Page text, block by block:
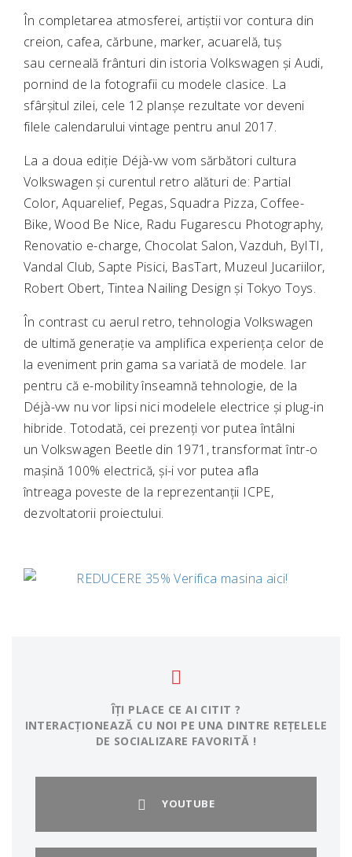
În completarea atmosferei, artiștii vor contura din
creion, cafea, cărbune, marker, acuarelă, tuș
sau cerneală frânturi din istoria Volkswagen și Audi,
pornind de la fotografii cu modele clasice. La
sfârșitul zilei, cele 12 planșe rezultate vor deveni
filele calendarului vintage pentru anul 2017.
La a doua ediție Déjà-vw vom sărbători cultura
Volkswagen și curentul retro alături de: Partial
Color, Aquarelief, Pegas, Squadra Pizza, Coffee-
Bike, Wood Be Nice, Radu Fugarescu Photography,
Renovatio e-charge, Chocolat Salon, Vazduh, ByITI,
Vandal Club, Sapte Pisici, BasTart, Muzeul Jucariilor,
Robert Obert, Tintea Nailing Design și Tokyo Toys.
În contrast cu aerul retro, tehnologia Volkswagen
de ultimă generație va amplifica experiența celor de
la eveniment prin gama sa variată de modele. Iar
pentru că e-mobility înseamnă tehnologie, de la
Déjà-vw nu vor lipsi nici modelele electrice și plug-in
hibride. Totodată, cei prezenți vor putea întâlni
un Volkswagen Beetle din 1971, transformat într-o
mașină 100% electrică, și-i vor putea afla
întreaga poveste de la reprezentanții ICPE,
dezvoltatorii proiectului.
ÎȚI PLACE CE AI CITIT ?
INTERACȚIONEAZĂ CU NOI PE UNA DINTRE REȚELELE
DE SOCIALIZARE FAVORITĂ !
YOUTUBE